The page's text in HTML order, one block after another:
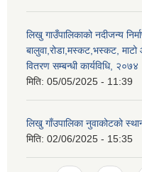
लिखु गाउँपालिकाको नदीजन्य
बालुवा,रोडा,मस्कट,भस्कट,
वितरण सम्बन्धी कार्यविधि, २०७४
मिति: 05/05/2025 - 11:39
लिखु गाँउपालिका नुवाकोटको
मिति: 02/06/2025 - 15:35